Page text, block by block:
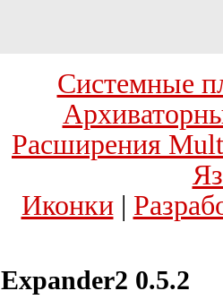
Системные
Расширения
Иконки|
Expander2 0.5.2